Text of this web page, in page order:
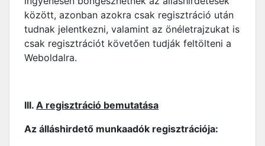
között, azonban azokra csak regisztráció után
tudnak jelentkezni, valamint az önéletrajzukat is
csak regisztrációt követően tudják feltölteni a
Weboldalra.
III. A regisztráció bemutatása
Az álláshirdető munkaadók regisztrációja: